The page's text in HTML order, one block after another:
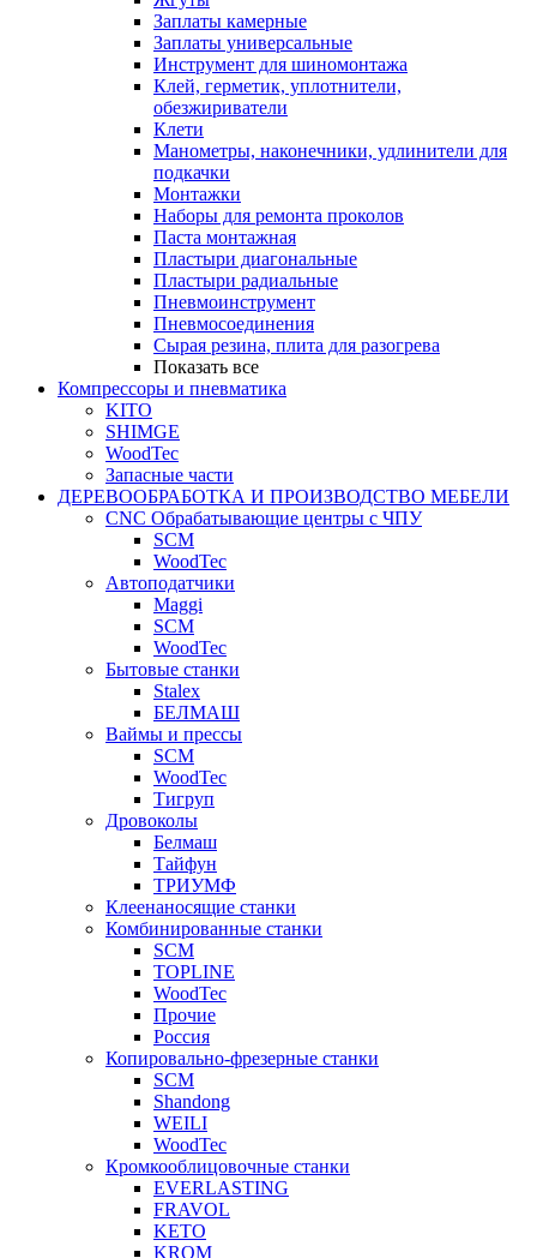
Заплаты камерные
Заплаты универсальные
Инструмент для шиномонтажа
Клей, герметик, уплотнители,
обезжириватели
Клети
Манометры, наконечники, удлинители для
подкачки
Монтажки
Наборы для ремонта проколов
Паста монтажная
Пластыри диагональные
Пластыри радиальные
Пневмоинструмент
Пневмосоединения
Сырая резина, плита для разогрева
Показать все
Компрессоры и пневматика
KITO
SHIMGE
WoodTec
Запасные части
ДЕРЕВООБРАБОТКА И ПРОИЗВОДСТВО МЕБЕЛИ
CNC Обрабатывающие центры с ЧПУ
SCM
WoodTec
Автоподатчики
Maggi
SCM
WoodTec
Бытовые станки
Stalex
БЕЛМАШ
Ваймы и прессы
SCM
WoodTec
Тигруп
Дровоколы
Белмаш
Тайфун
ТРИУМФ
Клеенаносящие станки
Комбинированные станки
SCM
TOPLINE
WoodTec
Прочие
Россия
Копировально-фрезерные станки
SCM
Shandong
WEILI
WoodTec
Кромкооблицовочные станки
EVERLASTING
FRAVOL
KETO
KROM